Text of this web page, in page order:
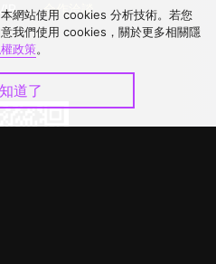
合作洽談
網站使用 cookies 分析技術。若您
我們使用 cookies，關於更多相關隱
政策。
道了